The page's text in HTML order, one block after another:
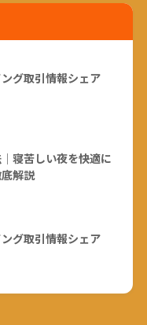
グ取引情報シェア
寝苦しい夜を快適に
解説
グ取引情報シェア